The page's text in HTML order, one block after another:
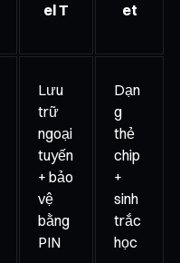
el T et
Lưu
trữ
ngoại
tuyến
+ bảo
vệ
bằng
PIN
Dạn
g
thẻ
chip
+
sinh
trắc
học